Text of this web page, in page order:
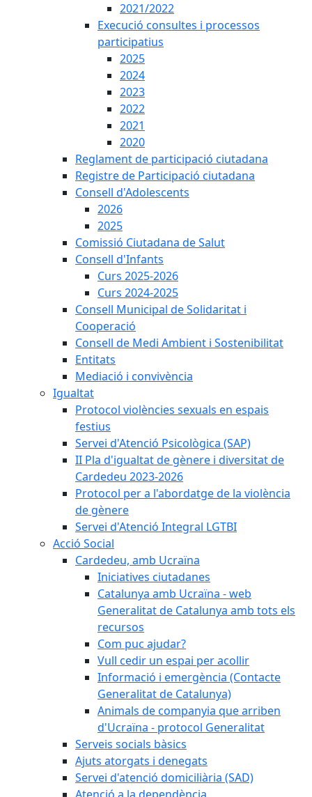
2021/2022
Execució consultes i processos
participatius
2025
2024
2023
2022
2021
2020
Reglament de participació ciutadana
Registre de Participació ciutadana
Consell d'Adolescents
2026
2025
Comissió Ciutadana de Salut
Consell d'Infants
Curs 2025-2026
Curs 2024-2025
Consell Municipal de Solidaritat i
Cooperació
Consell de Medi Ambient i Sostenibilitat
Entitats
Mediació i convivència
Igualtat
Protocol violències sexuals en espais
festius
Servei d'Atenció Psicològica (SAP)
II Pla d'igualtat de gènere i diversitat de
Cardedeu 2023-2026
Protocol per a l'abordatge de la violència
de gènere
Servei d'Atenció Integral LGTBI
Acció Social
Cardedeu, amb Ucraïna
Iniciatives ciutadanes
Catalunya amb Ucraïna - web
Generalitat de Catalunya amb tots els
recursos
Com puc ajudar?
Vull cedir un espai per acollir
Informació i emergència (Contacte
Generalitat de Catalunya)
Animals de companyia que arriben
d'Ucraïna - protocol Generalitat
Serveis socials bàsics
Ajuts atorgats i denegats
Servei d'atenció domiciliària (SAD)